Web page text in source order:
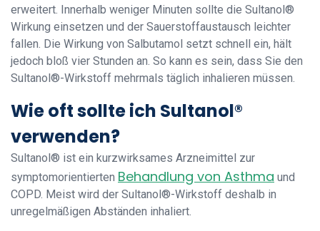
erweitert. Innerhalb weniger Minuten sollte die Sultanol®
Wirkung einsetzen und der Sauerstoffaustausch leichter
fallen. Die Wirkung von Salbutamol setzt schnell ein, hält
jedoch bloß vier Stunden an. So kann es sein, dass Sie den
Sultanol®-Wirkstoff mehrmals täglich inhalieren müssen.
Wie oft sollte ich Sultanol®
verwenden?
Sultanol® ist ein kurzwirksames Arzneimittel zur
symptomorientierten Behandlung von Asthma und
COPD. Meist wird der Sultanol®-Wirkstoff deshalb in
unregelmäßigen Abständen inhaliert.